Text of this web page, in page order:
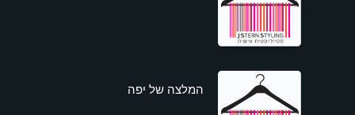
המלצה של יפה